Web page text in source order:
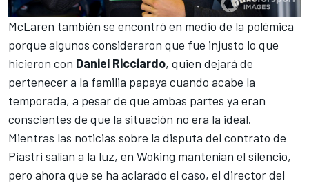
McLaren también se encontró en medio de la polémica
porque algunos consideraron que fue injusto lo que
hicieron con Daniel Ricciardo, quien dejará de
pertenecer a la familia papaya cuando acabe la
temporada, a pesar de que ambas partes ya eran
conscientes de que la situación no era la ideal.
Mientras las noticias sobre la disputa del contrato de
Piastri salían a la luz, en Woking mantenían el silencio,
pero ahora que se ha aclarado el caso, el director del